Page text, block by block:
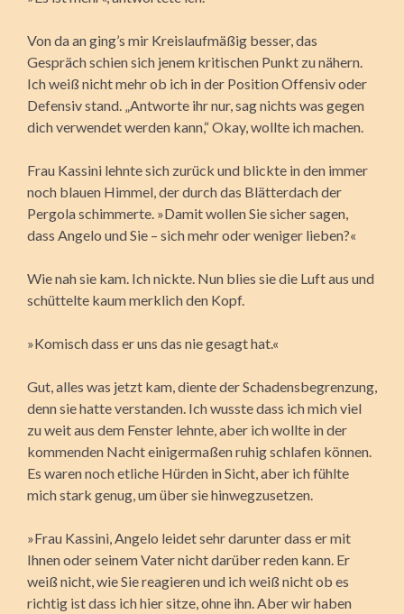
Von da an ging’s mir Kreislaufmäßig besser, das
Gespräch schien sich jenem kritischen Punkt zu nähern.
Ich weiß nicht mehr ob ich in der Position Offensiv oder
Defensiv stand. „Antworte ihr nur, sag nichts was gegen
dich verwendet werden kann,“ Okay, wollte ich machen.
Frau Kassini lehnte sich zurück und blickte in den immer
noch blauen Himmel, der durch das Blätterdach der
Pergola schimmerte. »Damit wollen Sie sicher sagen,
dass Angelo und Sie – sich mehr oder weniger lieben?«
Wie nah sie kam. Ich nickte. Nun blies sie die Luft aus und
schüttelte kaum merklich den Kopf.
»Komisch dass er uns das nie gesagt hat.«
Gut, alles was jetzt kam, diente der Schadensbegrenzung,
denn sie hatte verstanden. Ich wusste dass ich mich viel
zu weit aus dem Fenster lehnte, aber ich wollte in der
kommenden Nacht einigermaßen ruhig schlafen können.
Es waren noch etliche Hürden in Sicht, aber ich fühlte
mich stark genug, um über sie hinwegzusetzen.
»Frau Kassini, Angelo leidet sehr darunter dass er mit
Ihnen oder seinem Vater nicht darüber reden kann. Er
weiß nicht, wie Sie reagieren und ich weiß nicht ob es
richtig ist dass ich hier sitze, ohne ihn. Aber wir haben